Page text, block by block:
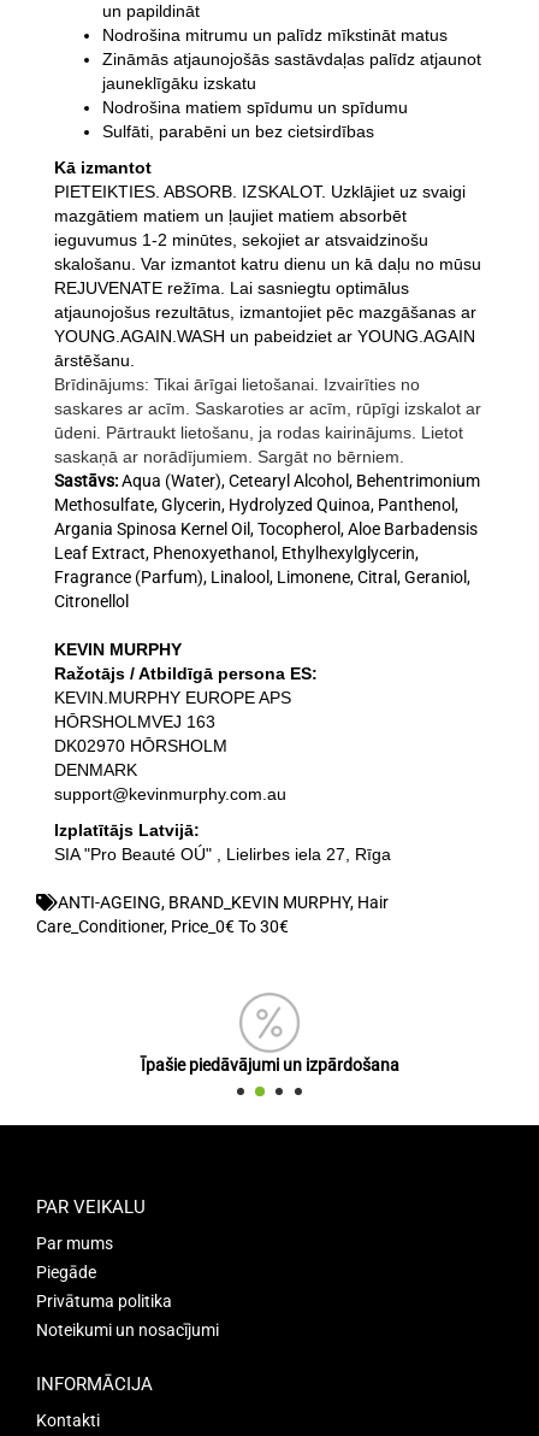
un papildināt
Nodrošina mitrumu un palīdz mīkstināt matus
Zināmās atjaunojošās sastāvdaļas palīdz atjaunot
jauneklīgāku izskatu
Nodrošina matiem spīdumu un spīdumu
Sulfāti, parabēni un bez cietsirdības
Kā izmantot
PIETEIKTIES. ABSORB. IZSKALOT. Uzklājiet uz svaigi
mazgātiem matiem un ļaujiet matiem absorbēt
ieguvumus 1-2 minūtes, sekojiet ar atsvaidzinošu
skalošanu. Var izmantot katru dienu un kā daļu no mūsu
REJUVENATE režīma. Lai sasniegtu optimālus
atjaunojošus rezultātus, izmantojiet pēc mazgāšanas ar
YOUNG.AGAIN.WASH un pabeidziet ar YOUNG.AGAIN
ārstēšanu.
Brīdinājums: Tikai ārīgai lietošanai. Izvairīties no
saskares ar acīm. Saskaroties ar acīm, rūpīgi izskalot ar
ūdeni. Pārtraukt lietošanu, ja rodas kairinājums. Lietot
saskaņā ar norādījumiem. Sargāt no bērniem.
Sastāvs:Aqua (Water), Cetearyl Alcohol, Behentrimonium
Methosulfate, Glycerin, Hydrolyzed Quinoa, Panthenol,
Argania Spinosa Kernel Oil, Tocopherol, Aloe Barbadensis
Leaf Extract, Phenoxyethanol, Ethylhexylglycerin,
Fragrance (Parfum), Linalool, Limonene, Citral, Geraniol,
Citronellol
KEVIN MURPHY
Ražotājs / Atbildīgā persona ES:
KEVIN.MURPHY EUROPE APS
HŌRSHOLMVEJ 163
DK02970 HŌRSHOLM
DENMARK
support@kevinmurphy.com.au
Izplatītājs Latvijā:
SIA "Pro Beauté OÚ" , Lielirbes iela 27, Rīga
ANTI-AGEING, BRAND_KEVIN MURPHY, Hair
Care_Conditioner, Price_0€ To 30€
Īpašie piedāvājumi un izpārdošana
PAR VEIKALU
Par mums
Piegāde
Privātuma politika
Noteikumi un nosacījumi
INFORMĀCIJA
Kontakti